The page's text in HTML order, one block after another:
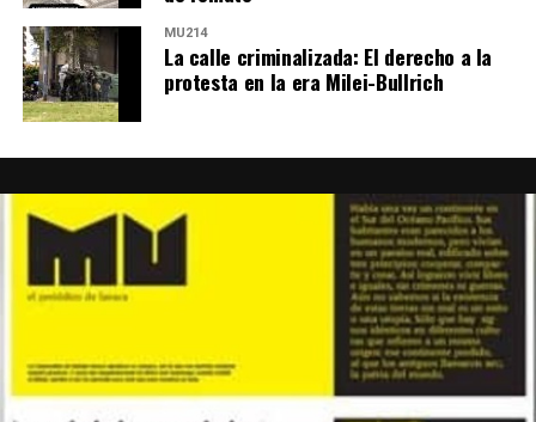
MU214
La calle criminalizada: El derecho a la
protesta en la era Milei-Bullrich